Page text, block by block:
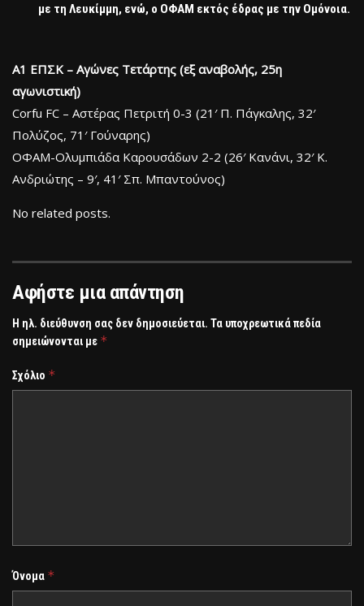
με τη Λευκίμμη, ενώ, ο ΟΦΑΜ εκτός έδρας με την Ομόνοια.
Α1 ΕΠΣΚ – Αγώνες Τετάρτης (εξ αναβολής, 25η
αγωνιστική)
Corfu FC – Αστέρας Πετριτή 0-3 (21′ Π. Πάγκαλης, 32′
Πολύζος, 71′ Γούναρης)
ΟΦΑΜ-Ολυμπιάδα Καρουσάδων 2-2 (26′ Κανάνι, 32′ Κ.
Ανδριώτης – 9′, 41′ Σπ. Μπαντούνος)
No related posts.
Αφήστε μια απάντηση
Η ηλ. διεύθυνση σας δεν δημοσιεύεται. Τα υποχρεωτικά πεδία
σημειώνονται με *
Σχόλιο *
Όνομα *